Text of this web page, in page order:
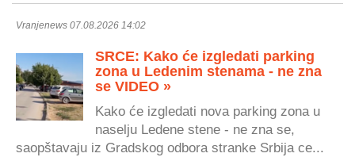
Vranjenews 07.08.2026 14:02
SRCE: Kako će izgledati parking
zona u Ledenim stenama - ne zna
se VIDEO »
Kako će izgledati nova parking zona u
naselju Ledene stene - ne zna se,
saopštavaju iz Gradskog odbora stranke Srbija ce...